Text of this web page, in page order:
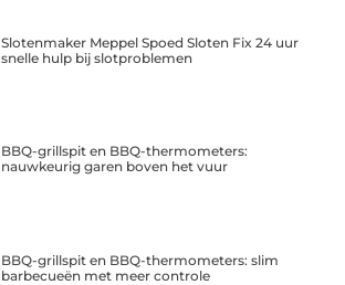
Slotenmaker Meppel Spoed Sloten Fix 24 uur
snelle hulp bij slotproblemen
BBQ-grillspit en BBQ-thermometers:
nauwkeurig garen boven het vuur
BBQ-grillspit en BBQ-thermometers: slim
barbecueën met meer controle